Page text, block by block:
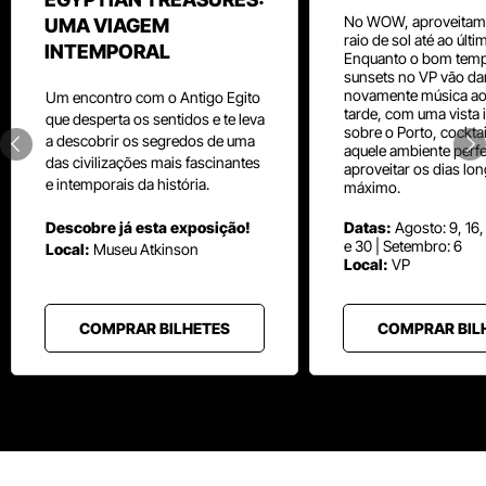
UMA VIAGEM
INTEMPORAL
Um encontro com oAntigo Egito
que desperta os sentidos e te leva
a descobrir os segredos de uma
das civilizações mais fascinantes
e intemporais da história.
Descobre já esta exposição!
Local: MuseuAtkinson
COMPRAR BILHETES
No WOW,
raio de sol até ao
Enquanto o bom
sunsets no VP vão
novamente música
tarde, com uma vista
sobre o Porto,
aquele ambiente
aproveitar os dias
máximo.
Datas: Agosto: 9,
e 30 | Setembro: 6
Local: VP
COMPRAR